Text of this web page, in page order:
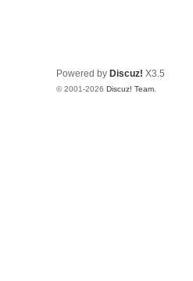
Powered by Discuz! X3.5
© 2001-2026 Discuz! Team